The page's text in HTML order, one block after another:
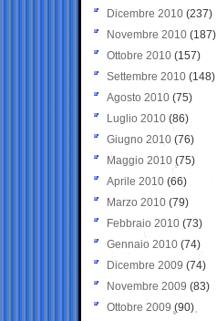
Dicembre 2010 (237)
Novembre 2010 (187)
Ottobre 2010 (157)
Settembre 2010 (148)
Agosto 2010 (75)
Luglio 2010 (86)
Giugno 2010 (76)
Maggio 2010 (75)
Aprile 2010 (66)
Marzo 2010 (79)
Febbraio 2010 (73)
Gennaio 2010 (74)
Dicembre 2009 (74)
Novembre 2009 (83)
Ottobre 2009 (90)